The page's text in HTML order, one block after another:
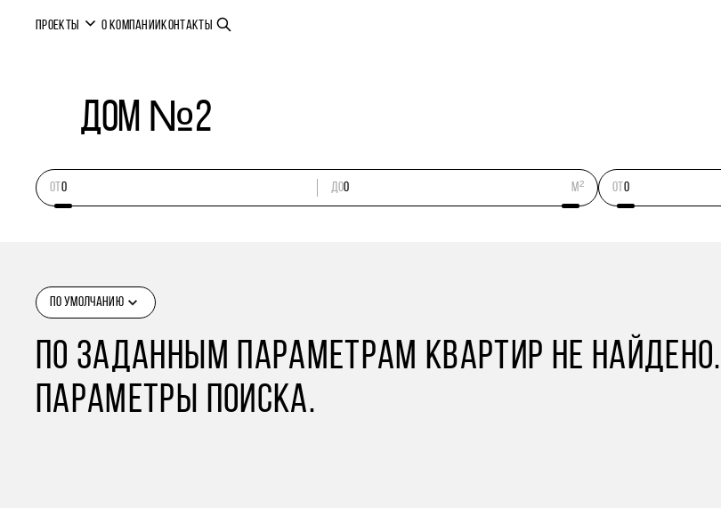
ПРОЕКТЫ О КОМПАНИИКОНТАКТЫ
Дом №2
ОТ ДО м² ОТ
ПО УМОЛЧАНИЮ
ПО ЗАДАННЫМ ПАРАМЕТРАМ КВАРТИР НЕ
ПАРАМЕТРЫ ПОИСКА.